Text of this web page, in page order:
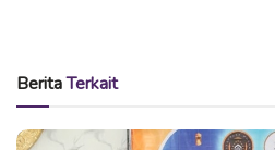
wilayah kabupaten Ngawi dan kita
dapat terrealisasi,” ujar Kanang.
BeritaTerkait